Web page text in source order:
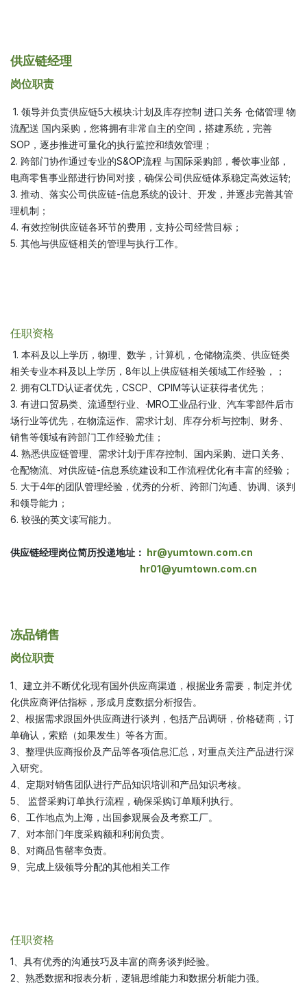
供应链经理
岗位职责
1. 领导并负责供应链5大模块:计划及库存控制 进口关务 仓储管理 物
流配送 国内采购，您将拥有非常自主的空间，搭建系统，完善
SOP，逐步推进可量化的执行监控和绩效管理；
2. 跨部门协作通过专业的S&OP流程 与国际采购部，餐饮事业部，
电商零售事业部进行协同对接，确保公司供应链体系稳定高效运转;
3. 推动、落实公司供应链-信息系统的设计、开发，并逐步完善其管
理机制；
4. 有效控制供应链各环节的费用，支持公司经营目标；
5. 其他与供应链相关的管理与执行工作。
任职资格
1. 本科及以上学历，物理、数学，计算机，仓储物流类、供应链类
相关专业本科及以上学历，8年以上供应链相关领域工作经验，；
2. 拥有CLTD认证者优先，CSCP、CPIM等认证获得者优先；
3. 有进口贸易类、流通型行业、·MRO工业品行业、汽车零部件后市
场行业等优先，在物流运作、需求计划、库存分析与控制、财务、
销售等领域有跨部门工作经验尤佳；
4. 熟悉供应链管理、需求计划于库存控制、国内采购、进口关务、
仓配物流、对供应链-信息系统建设和工作流程优化有丰富的经验；
5. 大于4年的团队管理经验，优秀的分析、跨部门沟通、协调、谈判
和领导能力；
6. 较强的英文读写能力。
供应链经理岗位简历投递地址： hr@yumtown.com.cn
hr01@yumtown.com.cn
冻品销售
岗位职责
1、建立并不断优化现有国外供应商渠道，根据业务需要，制定并优
化供应商评估指标，形成月度数据分析报告。
2、根据需求跟国外供应商进行谈判，包括产品调研，价格磋商，订
单确认，索赔（如果发生）等各方面。
3、整理供应商报价及产品等各项信息汇总，对重点关注产品进行深
入研究。
4、定期对销售团队进行产品知识培训和产品知识考核。
5、 监督采购订单执行流程，确保采购订单顺利执行。
6、工作地点为上海，出国参观展会及考察工厂。
7、对本部门年度采购额和利润负责。
8、对商品售罄率负责。
9、完成上级领导分配的其他相关工作
任职资格
1、具有优秀的沟通技巧及丰富的商务谈判经验。
2、熟悉数据和报表分析，逻辑思维能力和数据分析能力强。